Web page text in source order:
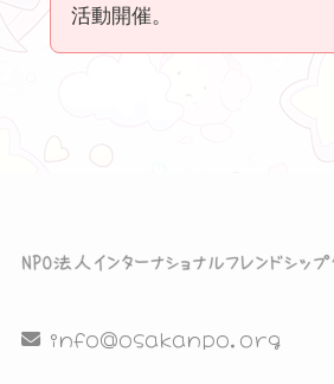
活動開催。
info@osakanpo.org